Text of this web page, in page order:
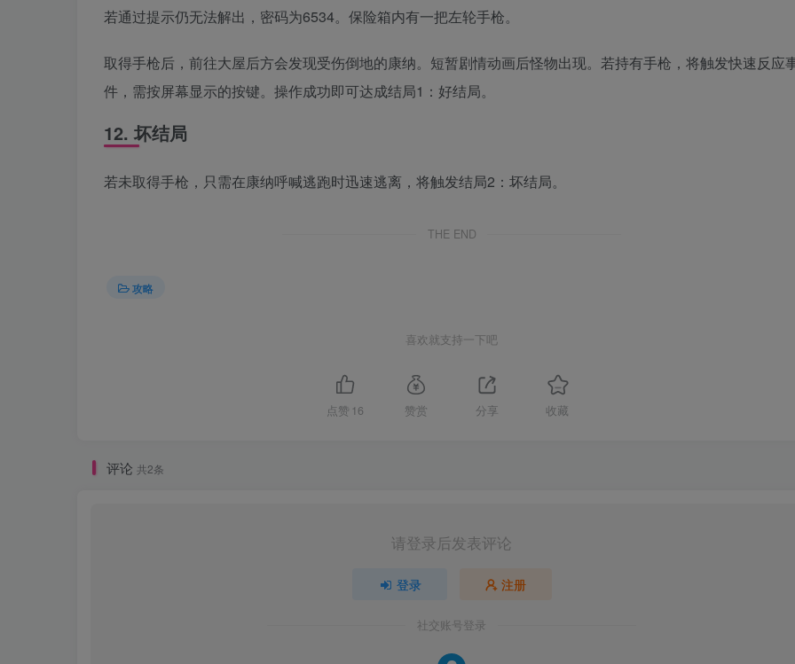
若通过提示仍无法解出，密码为6534。保险箱内有一把左轮手枪。
取得手枪后，前往大屋后方会发现受伤倒地的康纳。短暂剧情动画后怪物出现。若持有手枪，将触发快速反应
件，需按屏幕显示的按键。操作成功即可达成结局1：好结局。
12. 坏结局
若未取得手枪，只需在康纳呼喊逃跑时迅速逃离，将触发结局2：坏结局。
THE END
攻略
喜欢就支持一下吧
点赞 16 赞赏 分享 收藏
评论 共2条
请登录后发表评论
登录 注册
社交账号登录